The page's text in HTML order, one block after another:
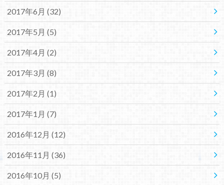
2017年6月 (32)
2017年5月 (5)
2017年4月 (2)
2017年3月 (8)
2017年2月 (1)
2017年1月 (7)
2016年12月 (12)
2016年11月 (36)
2016年10月 (5)